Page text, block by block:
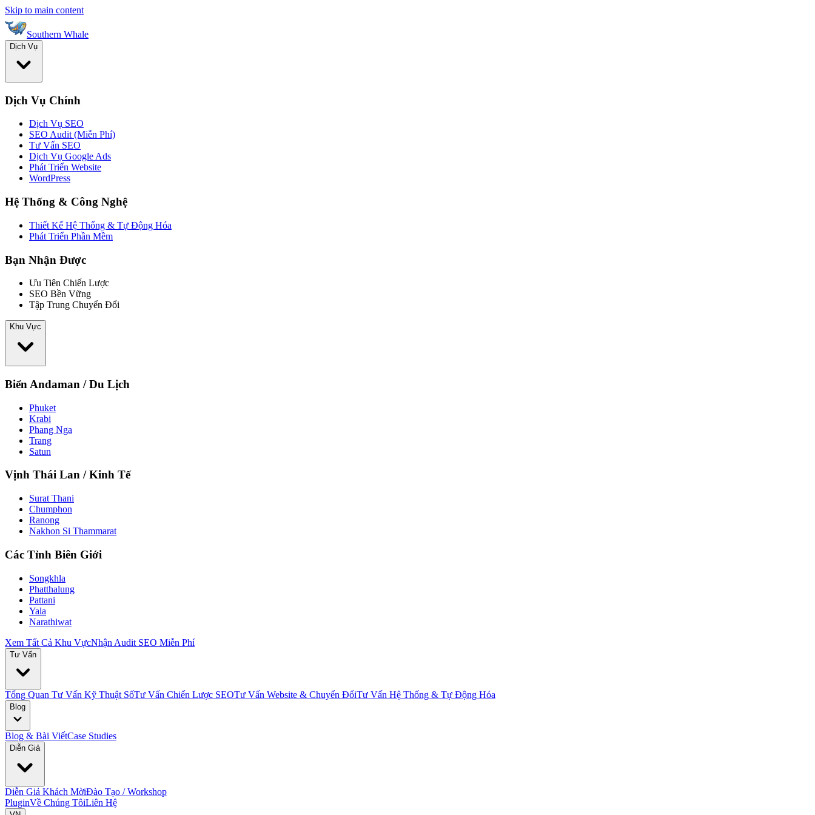
Skip to main content
Southern Whale
Dịch Vụ
Dịch Vụ Chính
Dịch Vụ SEO
SEO Audit (Miễn Phí)
Tư Vấn SEO
Dịch Vụ Google Ads
Phát Triển Website
WordPress
Hệ Thống & Công Nghệ
Thiết Kế Hệ Thống & Tự Động Hóa
Phát Triển Phần Mềm
Bạn Nhận Được
Ưu Tiên Chiến Lược
SEO Bền Vững
Tập Trung Chuyển Đổi
Khu Vực
Biển Andaman / Du Lịch
Phuket
Krabi
Phang Nga
Trang
Satun
Vịnh Thái Lan / Kinh Tế
Surat Thani
Chumphon
Ranong
Nakhon Si Thammarat
Các Tỉnh Biên Giới
Songkhla
Phatthalung
Pattani
Yala
Narathiwat
Xem Tất Cả Khu VựcNhận Audit SEO Miễn Phí
Tư Vấn
Tổng Quan Tư Vấn Kỹ Thuật SốTư Vấn Chiến Lược SEOTư Vấn Website & Chuyển ĐổiTư Vấn Hệ Thống & Tự Động Hóa
Blog
Blog & Bài ViếtCase Studies
Diễn Giả
Diễn Giả Khách MờiĐào Tạo / Workshop
PluginVề Chúng TôiLiên Hệ